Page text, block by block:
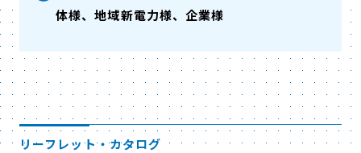
体様、地域新電力様、企業様
リーフレット・カタログ